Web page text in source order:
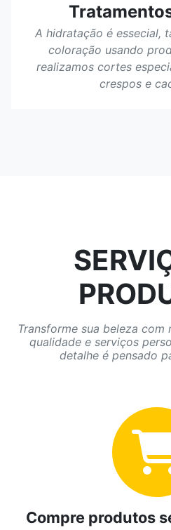
A hidratação é essecial,
coloração usando
realizamos cortes
crespos e
Transforme sua beleza
qualidade e serviços
detalhe é pensado
Compre produtos